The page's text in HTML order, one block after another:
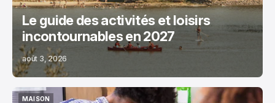
Le guide des activités et loisirs
incontournables en 2027
août 3, 2026
MAISON